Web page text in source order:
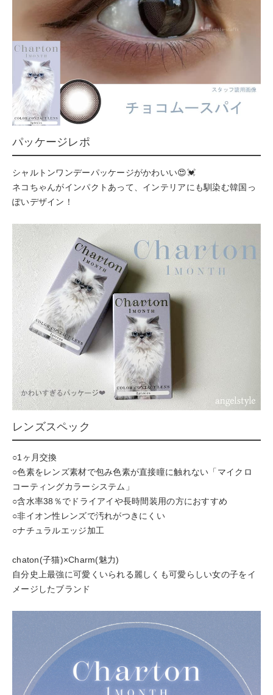
パッケージレポ
シャルトンワンデーパッケージがかわいい😍💓︎
ネコちゃんがインパクトあって、インテリアにも馴染む韓国っ
ぽいデザイン！
レンズスペック
○1ヶ月交換
○色素をレンズ素材で包み色素が直接瞳に触れない「マイクロ
コーティングカラーシステム」
○含水率38％でドライアイや長時間装用の方におすすめ
○非イオン性レンズで汚れがつきにくい
○ナチュラルエッジ加工
chaton(子猫)×Charm(魅力)
自分史上最強に可愛くいられる麗しくも可愛らしい女の子をイ
メージしたブランド